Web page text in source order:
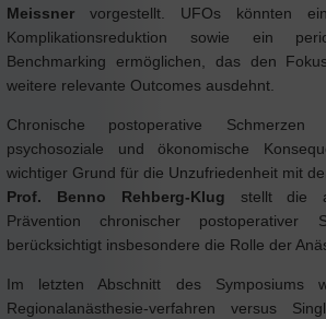
Meissner vorgestellt. UFOs könnten
Komplikationsreduktion sowie ein
Benchmarking ermöglichen, das den
weitere relevante Outcomes ausdehnt.
Chronische postoperative Schmerzen
psychosoziale und ökonomische
wichtiger Grund für die Unzufriedenheit mit
Prof. Benno Rehberg-Klug stellt die
Prävention chronischer postoperativer
berücksichtigt insbesondere die Rolle der
Im letzten Abschnitt des Symposiums
Regionalanästhesie-verfahren versus